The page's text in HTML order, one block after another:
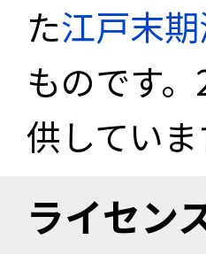
た江戸末
ものです
供していま
ライセン